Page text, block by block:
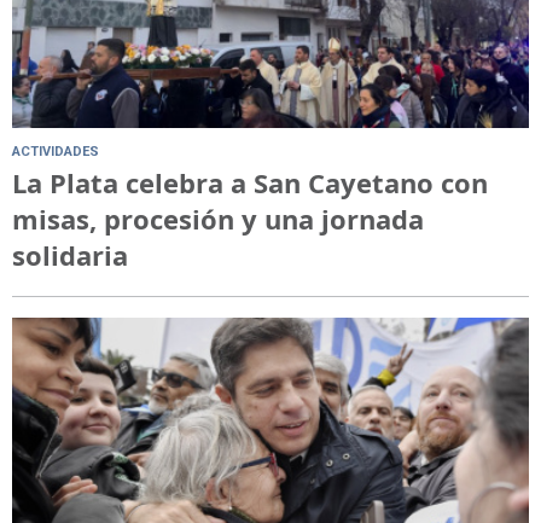
ACTIVIDADES
La Plata celebra a San Cayetano con
misas, procesión y una jornada
solidaria